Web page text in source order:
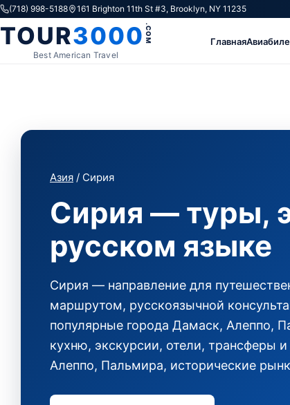
Skip to content
(718) 998-5188 161 Brighton 11th St #3, Brooklyn, NY 11235
TOUR3000.COM
Best American Travel
Главная
Азия / Сирия
Сирия — туры,
русском языке
Сирия — направление для
маршрутом, русскоязычной
популярные города Дамаск, Алеппо,
кухню, экскурсии, отели, трансферы
Алеппо, Пальмира, исторические